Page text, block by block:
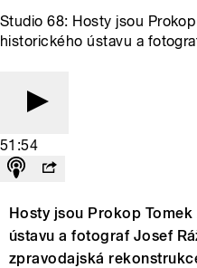
Studio 68: Hosty jsou
historického ústavu a
51:54
Hosty jsou Prokop
ústavu a fotograf Josef
zpravodajská